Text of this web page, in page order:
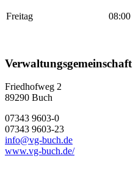
Freitag 08:00
Friedhofweg 2
89290 Buch
07343 9603-0
07343 9603-23
info@vg-buch.de
www.vg-buch.de/